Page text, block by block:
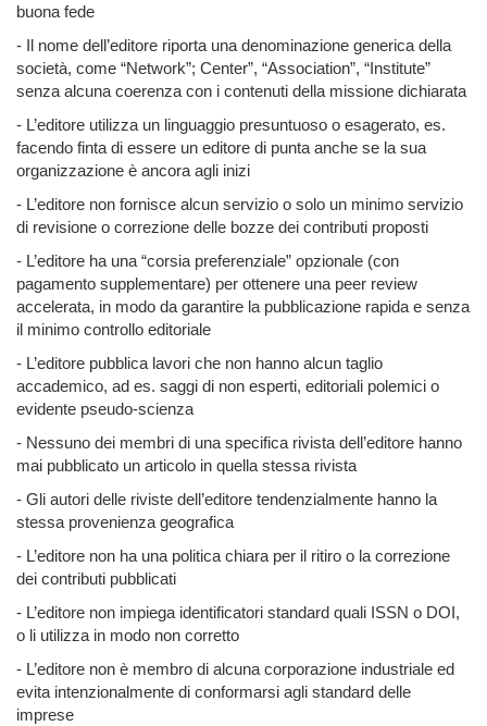
buona fede
- Il nome dell’editore riporta una denominazione generica della
società, come “Network”; Center”, “Association”, “Institute”
senza alcuna coerenza con i contenuti della missione dichiarata
- L’editore utilizza un linguaggio presuntuoso o esagerato, es.
facendo finta di essere un editore di punta anche se la sua
organizzazione è ancora agli inizi
- L’editore non fornisce alcun servizio o solo un minimo servizio
di revisione o correzione delle bozze dei contributi proposti
- L’editore ha una “corsia preferenziale” opzionale (con
pagamento supplementare) per ottenere una peer review
accelerata, in modo da garantire la pubblicazione rapida e senza
il minimo controllo editoriale
- L’editore pubblica lavori che non hanno alcun taglio
accademico, ad es. saggi di non esperti, editoriali polemici o
evidente pseudo-scienza
- Nessuno dei membri di una specifica rivista dell’editore hanno
mai pubblicato un articolo in quella stessa rivista
- Gli autori delle riviste dell’editore tendenzialmente hanno la
stessa provenienza geografica
- L’editore non ha una politica chiara per il ritiro o la correzione
dei contributi pubblicati
- L’editore non impiega identificatori standard quali ISSN o DOI,
o li utilizza in modo non corretto
- L’editore non è membro di alcuna corporazione industriale ed
evita intenzionalmente di conformarsi agli standard delle
imprese